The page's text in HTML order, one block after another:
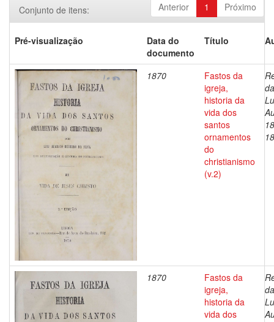
Anterior 1 Próximo
Conjunto de itens:
Pré-visualização
Data do
documento
Título
1870
Fastos da
igreja,
historia da
vida dos
santos
ornamentos
do
christianismo
(v.2)
1870
Fastos da
igreja,
historia da
vida dos